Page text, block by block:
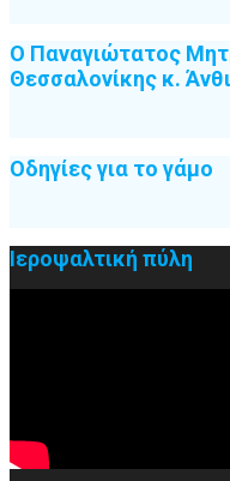
Ο Παναγιώτατος
Θεσσαλονίκης κ.
Οδηγίες για το γάμο
Ιεροψαλτική πύλη